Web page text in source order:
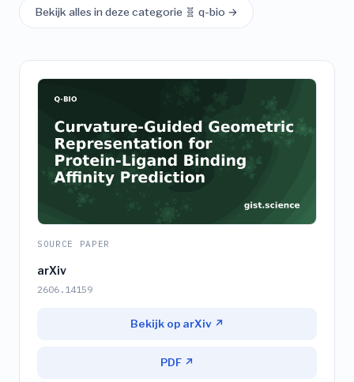
Bekijk alles in deze categorie 🧬 q-bio →
SOURCE PAPER
arXiv
2606.14159
Bekijk op arXiv ↗
PDF ↗